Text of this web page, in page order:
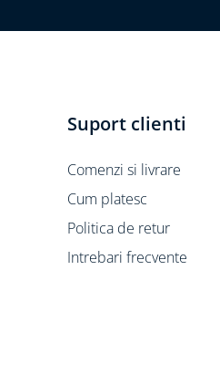
Suport clienti
Comenzi si livrare
Cum platesc
Politica de retur
Intrebari frecvente